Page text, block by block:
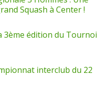
Squash à Center !
3ème édition du Tournoi
interclub du 22